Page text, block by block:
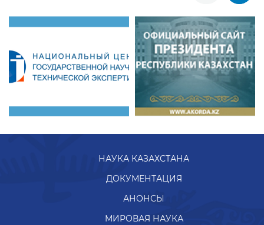
НАУКА КАЗАХСТАНА
ДОКУМЕНТАЦИЯ
АНОНСЫ
МИРОВАЯ НАУКА